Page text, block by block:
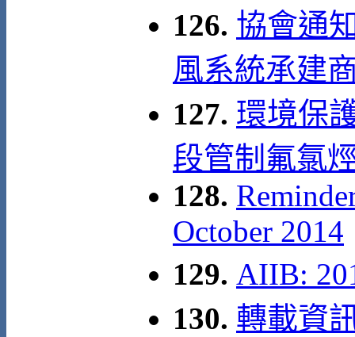
126. 協會通
風系統承建
127. 環境保
段管制氟氯
128.
October 2014
129. AIIB:
130. 轉載資